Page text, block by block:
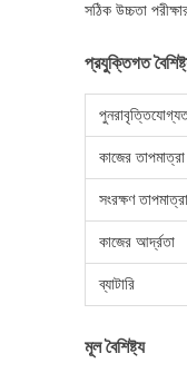
সঠিক উচ্চতা
প্রযুক্তিগত
কাজের তাপমাত্রা
সংরক্ষণ তাপমাত্রা
কাজের আর্দ্রতা
ব্যাটারি
মূল বৈশিষ্ট্য